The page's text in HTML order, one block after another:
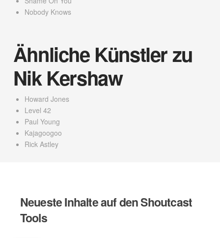
Nobody Knows
Ähnliche Künstler zu
Nik Kershaw
Howard Jones
Level 42
Paul Young
Kajagoogoo
Rick Astley
Neueste Inhalte auf den Shoutcast
Tools